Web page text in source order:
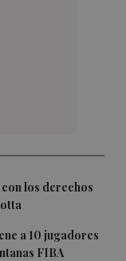
con los derechos
a 10 jugadores
FIBA